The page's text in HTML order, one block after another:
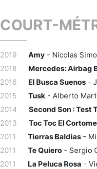
COURT-
2019 Amy - Nicolas
2018
Mercedes: Airbag
2016
El Busca Suenos -
2015
Tusk - Alberto
2014
Second Son : Test
2013
Toc Toc El
2011
Tierras Baldias -
2011
Te Quiero - Sergio
2011
La Peluca Rosa -